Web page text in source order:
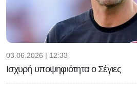
03.06.2026 | 12:33
Ισχυρή υποψηφιότητα ο Σέγιες